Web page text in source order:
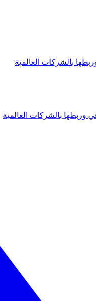
بالشركات العالمية
بالشركات العالمية